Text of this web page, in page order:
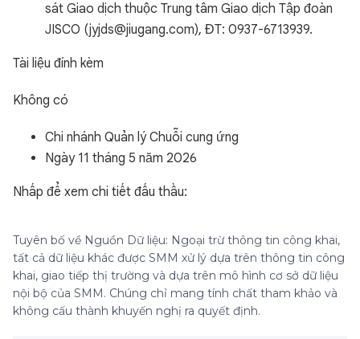
sát Giao dịch thuộc Trung tâm Giao dịch Tập đoàn
JISCO (jyjds@jiugang.com), ĐT: 0937-6713939.
Tài liệu đính kèm
Không có
Chi nhánh Quản lý Chuỗi cung ứng
Ngày 11 tháng 5 năm 2026
Nhấp để xem chi tiết đấu thầu:
Tuyên bố về Nguồn Dữ liệu: Ngoại trừ thông tin công khai,
tất cả dữ liệu khác được SMM xử lý dựa trên thông tin công
khai, giao tiếp thị trường và dựa trên mô hình cơ sở dữ liệu
nội bộ của SMM. Chúng chỉ mang tính chất tham khảo và
không cấu thành khuyến nghị ra quyết định.